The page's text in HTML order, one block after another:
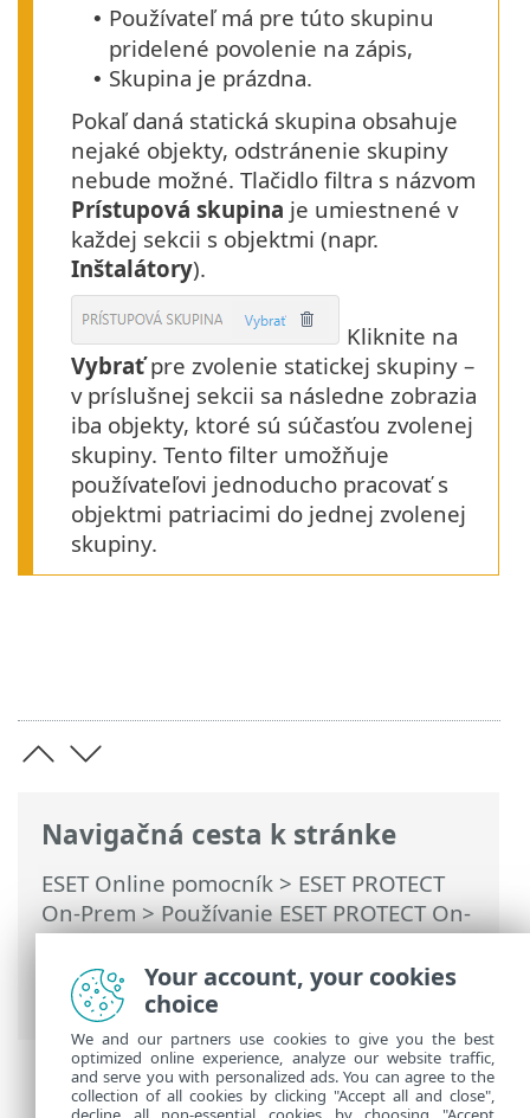
Navigačná cesta k stránke
ESET Online pomocník > ESET PROTECT
On-Prem>Používanie ESET PROTECT On-
Prem>Hlavné menu ESET PROTECT On-
Prem>Počítače>Skupiny> Statické
skupiny
• Používateľ má pre túto skupinu
pridelené povolenie na zápis,
• Skupina je prázdna.
Pokaľ daná statická skupina obsahuje
nejaké objekty, odstránenie skupiny
nebude možné. Tlačidlo filtra s názvom
Prístupová skupina je umiestnené v
každej sekcii s objektmi (napr.
Inštalátory).
Kliknite na
Vybraťpre zvolenie statickej skupiny –
v príslušnej sekcii sa následne zobrazia
iba objekty, ktoré sú súčasťou zvolenej
skupiny. Tento filter umožňuje
používateľovi jednoducho pracovať s
objektmi patriacimi do jednej zvolenej
skupiny.
Your account, your cookies
choice
We and our partners use cookies to give you the best
optimized online experience, analyze our website traffic,
and serve you with personalized ads. You can agree to the
collection of all cookies by clicking "Accept all and close",